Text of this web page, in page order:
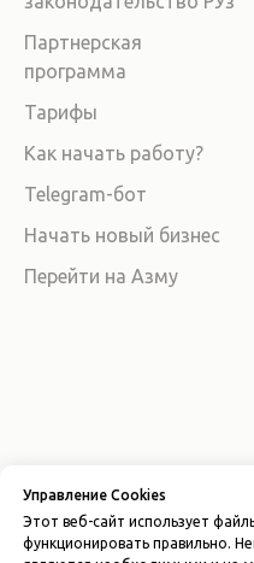
Партнерская
программа
Тарифы
Как начать работу?
Telegram-бот
Начать новый бизнес
Перейти на Азму
Управление Cookies
Этот веб-сайт использует
функционировать правильно.